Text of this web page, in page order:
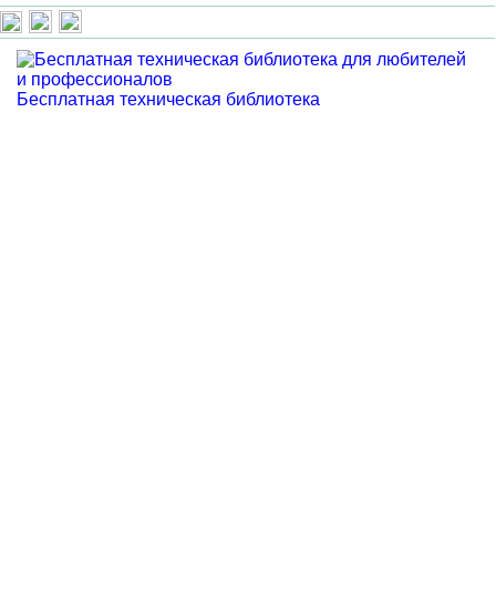
Бесплатная техническая библиотека